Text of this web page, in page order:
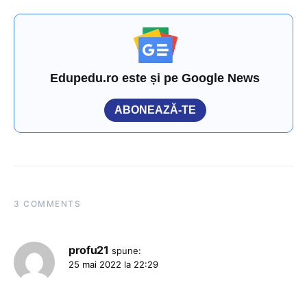
Edupedu.ro este și pe Google News
ABONEAZĂ-TE
3 COMMENTS
profu21 spune:
25 mai 2022 la 22:29